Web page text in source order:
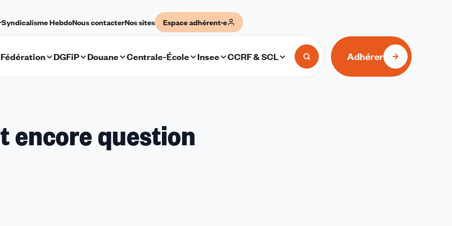
Syndicalisme HebdoNous contacterNos sites Espace adhérent·e
Fédération DGFiP Douane Centrale-École Insee CCRF & SCL Adhérer
encore question